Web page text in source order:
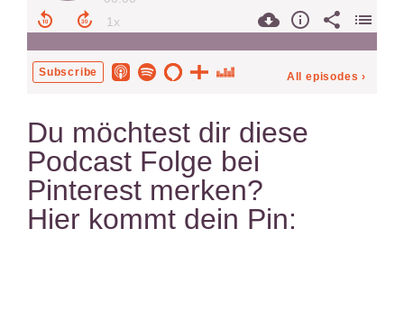
Du möchtest dir diese
Podcast Folge bei
Pinterest merken?
Hier kommt dein Pin: